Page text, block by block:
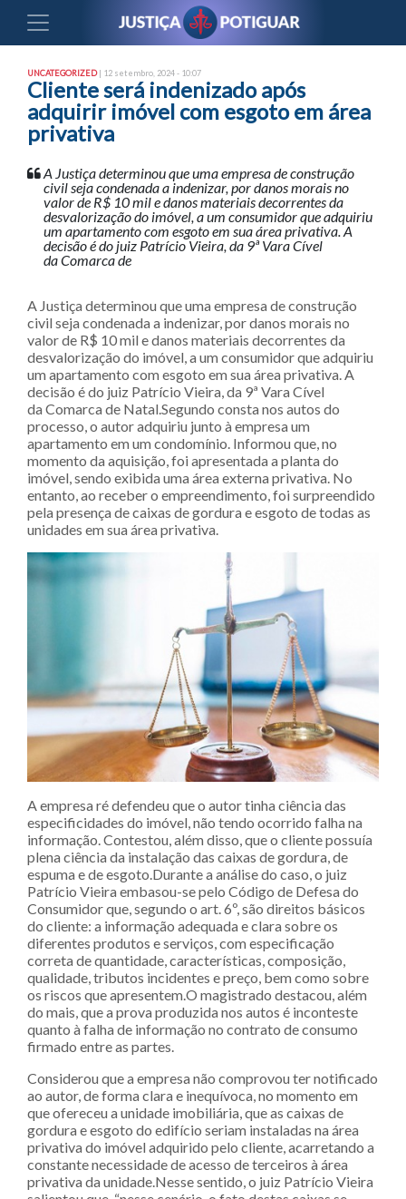
UNCATEGORIZED| 12 setembro, 2024 - 10:07
Cliente será indenizado após
adquirir imóvel com esgoto em área
privativa
A Justiça determinou que uma empresa de construção
civil seja condenada a indenizar, por danos morais no
valor de R$ 10 mil e danos materiais decorrentes da
desvalorização do imóvel, a um consumidor que adquiriu
um apartamento com esgoto em sua área privativa. A
decisão é do juiz Patrício Vieira, da 9ª Vara Cível
da Comarca de
A Justiça determinou que uma empresa de construção
civil seja condenada a indenizar, por danos morais no
valor de R$ 10 mil e danos materiais decorrentes da
desvalorização do imóvel, a um consumidor que adquiriu
um apartamento com esgoto em sua área privativa. A
decisão é do juiz Patrício Vieira, da 9ª Vara Cível
da Comarca de Natal.Segundo consta nos autos do
processo, o autor adquiriu junto à empresa um
apartamento em um condomínio. Informou que, no
momento da aquisição, foi apresentada a planta do
imóvel, sendo exibida uma área externa privativa. No
entanto, ao receber o empreendimento, foi surpreendido
pela presença de caixas de gordura e esgoto de todas as
unidades em sua área privativa.
A empresa ré defendeu que o autor tinha ciência das
especificidades do imóvel, não tendo ocorrido falha na
informação. Contestou, além disso, que o cliente possuía
plena ciência da instalação das caixas de gordura, de
espuma e de esgoto.Durante a análise do caso, o juiz
Patrício Vieira embasou-se pelo Código de Defesa do
Consumidor que, segundo o art. 6º, são direitos básicos
do cliente: a informação adequada e clara sobre os
diferentes produtos e serviços, com especificação
correta de quantidade, características, composição,
qualidade, tributos incidentes e preço, bem como sobre
os riscos que apresentem.O magistrado destacou, além
do mais, que a prova produzida nos autos é inconteste
quanto à falha de informação no contrato de consumo
firmado entre as partes.
Considerou que a empresa não comprovou ter notificado
ao autor, de forma clara e inequívoca, no momento em
que ofereceu a unidade imobiliária, que as caixas de
gordura e esgoto do edifício seriam instaladas na área
privativa do imóvel adquirido pelo cliente, acarretando a
constante necessidade de acesso de terceiros à área
privativa da unidade.Nesse sentido, o juiz Patrício Vieira